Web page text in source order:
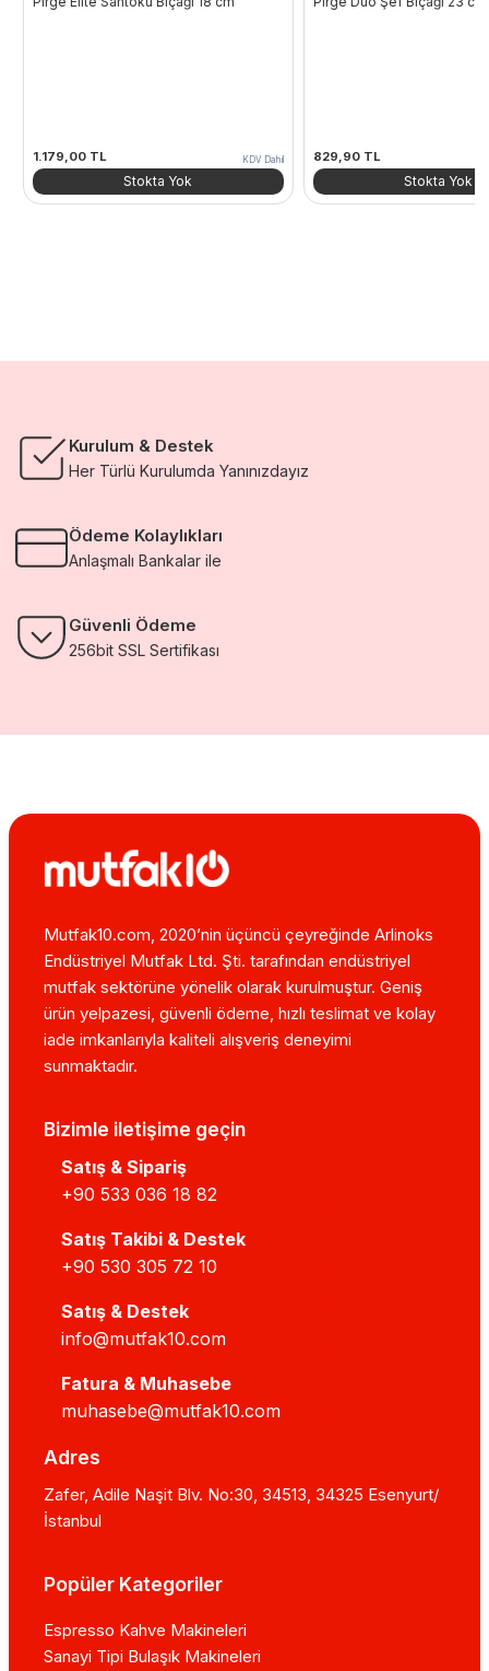
1.179,00 TL KDV Dahil
Stokta Yok
829,90 TL
Stokta Yok
Kurulum & Destek
Her Türlü Kurulumda Yanınızdayız
Ödeme Kolaylıkları
Anlaşmalı Bankalar ile
Güvenli Ödeme
256bit SSL Sertifikası
Mutfak10.com, 2020’nin üçüncü çeyreğinde Arlinoks
Endüstriyel Mutfak Ltd. Şti. tarafından endüstriyel
mutfak sektörüne yönelik olarak kurulmuştur. Geniş
ürün yelpazesi, güvenli ödeme, hızlı teslimat ve kolay
iade imkanlarıyla kaliteli alışveriş deneyimi
sunmaktadır.
Bizimle iletişime geçin
Satış & Sipariş
+90 533 036 18 82
Satış Takibi & Destek
+90 530 305 72 10
Satış & Destek
info@mutfak10.com
Fatura & Muhasebe
muhasebe@mutfak10.com
Adres
Zafer, Adile Naşit Blv. No:30, 34513, 34325 Esenyurt/
İstanbul
Popüler Kategoriler
Espresso Kahve Makineleri
Sanayi Tipi Bulaşık Makineleri